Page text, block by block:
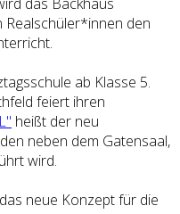
den
ab Klasse 5.
feiert ihren
heißt der neu
neben dem Gatensaal,
wird.
neue Konzept für die